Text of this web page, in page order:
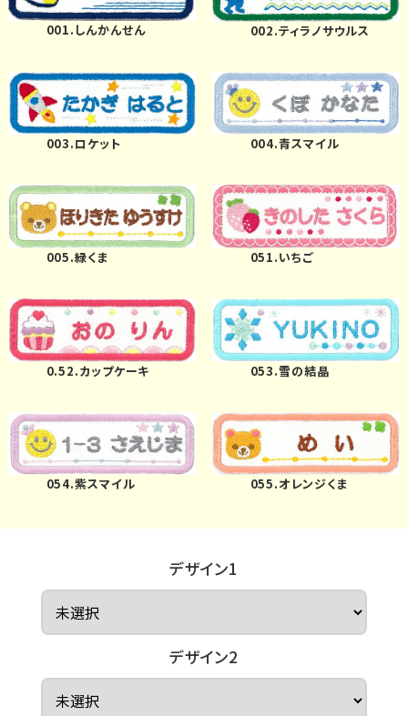
よくある質問
商品ガイド
会社概要
お問い合わせ
会員登録
001.しんかんせん 002.ティラノサウルス
003.ロケット 004.青スマイル
005.緑くま 051.いちご
0.52.カップケーキ 053.雪の結晶
054.紫スマイル 055.オレンジくま
デザイン1
デザイン2